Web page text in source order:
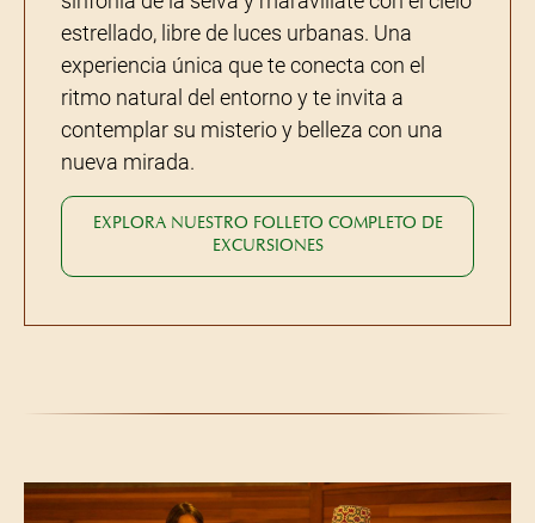
estrellado, libre de luces urbanas. Una
experiencia única que te conecta con el
ritmo natural del entorno y te invita a
contemplar su misterio y belleza con una
nueva mirada.
EXPLORA NUESTRO FOLLETO COMPLETO DE
EXCURSIONES